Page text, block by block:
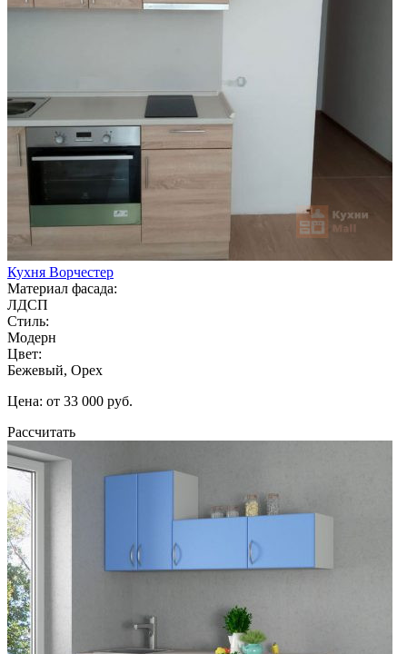
Кухня Ворчестер
Материал фасада:
ЛДСП
Стиль:
Модерн
Цвет:
Бежевый, Орех
Цена: от 33 000 руб.
Рассчитать